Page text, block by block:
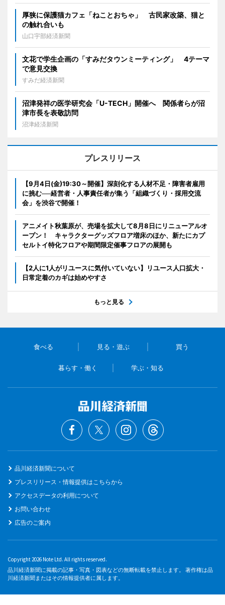
厚狭に保護猫カフェ「ねことおちゃ」 古民家改築、猫と
の触れ合いも
山口宇部経済新聞
文花で学生企画の「すみだタウンミーティング」 4テーマ
で意見交換
すみだ経済新聞
沼津発祥の医学研究会「U-TECH」開催へ 関係者らが沼
津市長を表敬訪問
沼津経済新聞
プレスリリース
【9月4日(金)19:30～開催】深刻化する人材不足・障害者雇用
に挑む──経営者・人事責任者が集う「組織づくり・採用交流
会」を渋谷で開催！
アニメイト秋葉原が、売場を拡大して8月8日にリニューアルオ
ープン！ キャラクターグッズフロア増床のほか、新たにカプ
セルトイ特化フロアや期間限定催事フロアの展開も
【2人に1人がリユースに気付いていない】リユース人口拡大・
日常定着のカギは始めやすさ
もっと見る
食べる 見る・遊ぶ 買う
暮らす・働く 学ぶ・知る
品川経済新聞について
プレスリリース・情報提供はこちらから
アクセスデータの利用について
お問い合わせ
広告のご案内
Copyright 2026 Note Ltd. All rights reserved.
品川経済新聞に掲載の記事・写真・図表などの無断転載を禁止します。 著作権は品
川経済新聞またはその情報提供者に属します。